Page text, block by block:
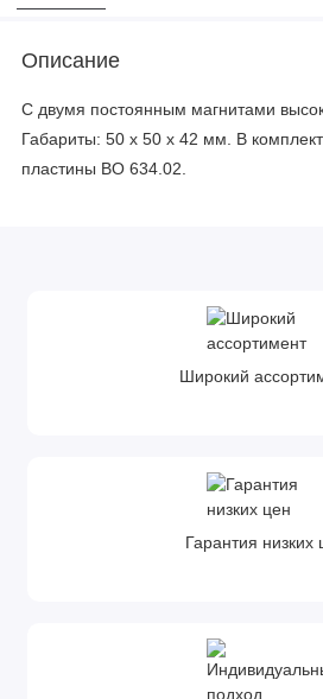
Описание
С двумя постоянным магнитами
Габариты: 50 х 50 х 42 мм. В
пластины ВО 634.02.
Широкий
Гарантия низких